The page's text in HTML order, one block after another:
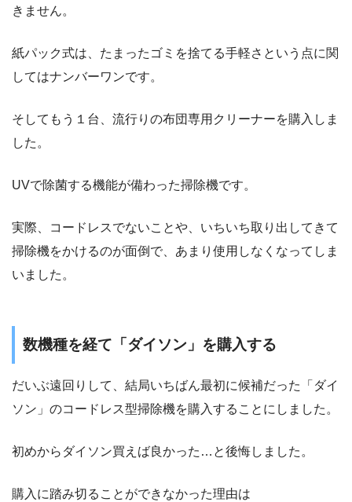
きません。
紙パック式は、たまったゴミを捨てる手軽さという点に関
してはナンバーワンです。
そしてもう１台、流行りの布団専用クリーナーを購入しま
した。
UVで除菌する機能が備わった掃除機です。
実際、コードレスでないことや、いちいち取り出してきて
掃除機をかけるのが面倒で、あまり使用しなくなってしま
いました。
数機種を経て「ダイソン」を購入する
だいぶ遠回りして、結局いちばん最初に候補だった「ダイ
ソン」のコードレス型掃除機を購入することにしました。
初めからダイソン買えば良かった…と後悔しました。
購入に踏み切ることができなかった理由は